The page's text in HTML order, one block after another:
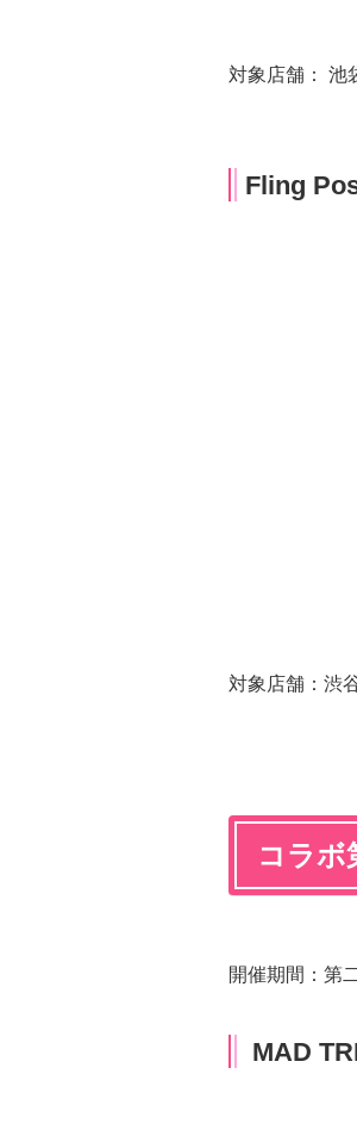
対象店舗： 池
Fling
対象店舗：渋
コラボ
開催期間：第
MAD